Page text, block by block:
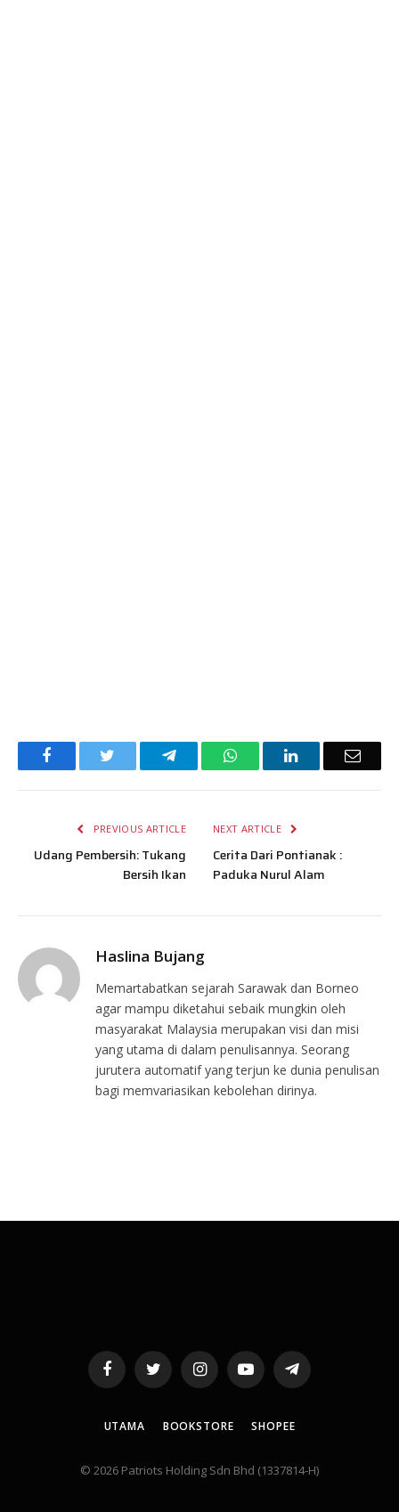
Facebook TelegramWhatsAppLinkedIn Email
PREVIOUS ARTICLE
Udang Pembersih: Tukang
Bersih Ikan
NEXT ARTICLE
Cerita Dari Pontianak :
Paduka Nurul Alam
Haslina Bujang
Memartabatkan sejarah Sarawak dan Borneo
agar mampu diketahui sebaik mungkin oleh
masyarakat Malaysia merupakan visi dan misi
yang utama di dalam penulisannya. Seorang
jurutera automatif yang terjun ke dunia penulisan
bagi memvariasikan kebolehan dirinya.
FacebookTwitter InstagramYouTubeTelegram
UTAMA BOOKSTORE SHOPEE
© 2026 Patriots Holding Sdn Bhd (1337814-H)